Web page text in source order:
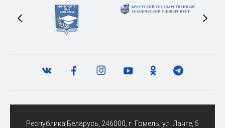
Республика Беларусь, 246000, г. Гомель, ул. Ланге, 5